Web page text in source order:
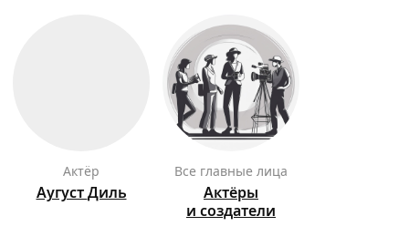
актёр
АугустДиль
Все главные лица
Актёры
и создатели